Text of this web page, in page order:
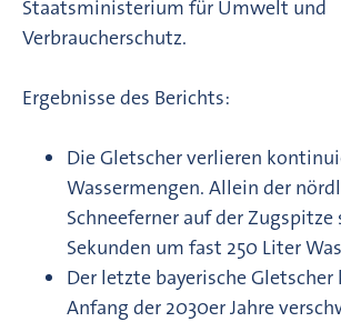
Staatsministerium für Umwelt und
Verbraucherschutz.
Ergebnisse des Berichts:
Die Gletscher verlieren
Wassermengen. Allein der
Schneeferner auf der
Sekunden um fast 250 Liter
Der letzte bayerische
Anfang der 2030er Jahre